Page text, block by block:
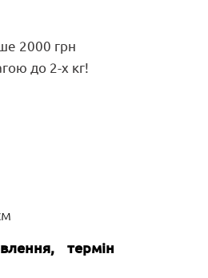
2000 грн
до 2-х кг!
термін